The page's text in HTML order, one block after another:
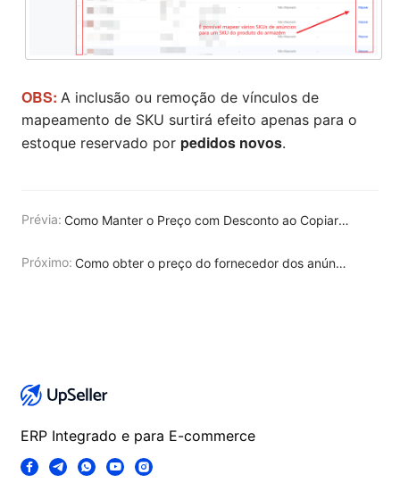
OBS: A inclusão ou remoção de vínculos de
mapeamento de SKU surtirá efeito apenas para o
estoque reservado por pedidos novos.
Prévia: Como Manter o Preço com Desconto ao Copiar/Migrar/Duplicar Anúncios na Mesma Plataforma Shopee?
Próximo: Como obter o preço do fornecedor dos anúncios da Temu?
ERP Integrado e para E-commerce